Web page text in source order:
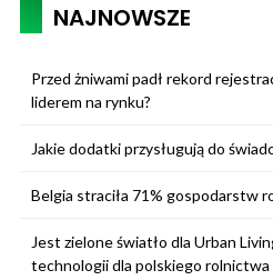
NAJNOWSZE
Przed żniwami padł rekord
liderem na rynku?
Jakie dodatki przysługują do
Belgia straciła 71% gospodarstw
Jest zielone światło dla Urban
technologii dla polskiego rolnictwa